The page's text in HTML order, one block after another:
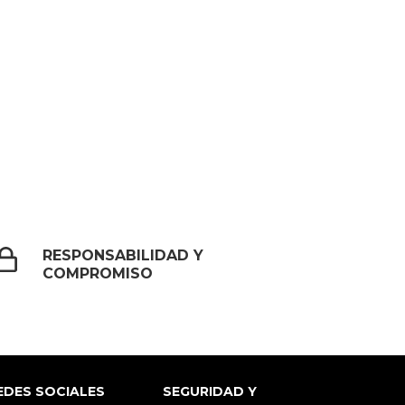
RESPONSABILIDAD Y
COMPROMISO
SOCIALES
SEGURIDAD Y